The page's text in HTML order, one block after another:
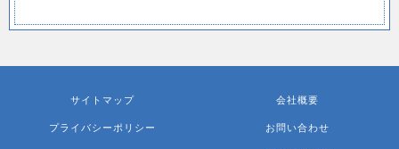
サイトマップ
プライバシーポリシー
会社概要
お問い合わせ